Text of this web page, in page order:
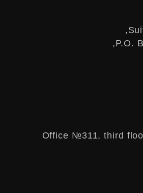
P.O.
Office №311, third